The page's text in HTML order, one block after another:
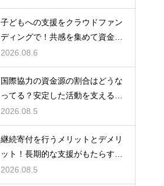
子どもへの支援をクラウドファン
ディングで！共感を集めて資金を
調達する
2026.08.6
国際協力の資金源の割合はどうな
ってる？安定した活動を支えるお
金の裏側
2026.08.5
継続寄付を行うメリットとデメリ
ット！長期的な支援がもたらす影
響を徹底解説
2026.08.5